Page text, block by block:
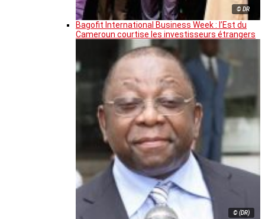
© DR
Bagofit International Business Week : l’Est du
Cameroun courtise les investisseurs étrangers
© (DR)